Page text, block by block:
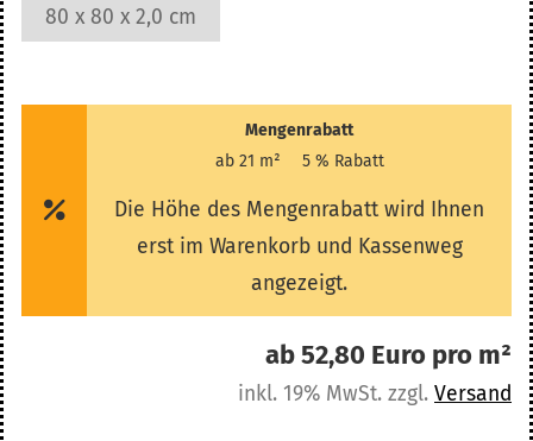
80 x 80 x 2,0 cm
Mengenrabatt
ab 21 m²
5 % Rabatt
Die Höhe des Mengenrabatt wird Ihnen
erst im Warenkorb und Kassenweg
angezeigt.
ab 52,80 Euro pro m²
inkl. 19% MwSt. zzgl. Versand